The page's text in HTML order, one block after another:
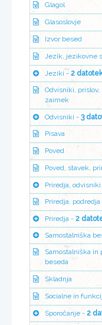
Glagol
Glasoslovje
Izvor besed
Jezik, jezikovne
Jeziki - 2
Odvisniki,
zaimek
Odvisniki -3
Pisava
Poved
Poved, stavek,
Priredja,
Priredja, podredja
Priredja -2
Samostalniška
Samostalniška in
beseda
Skladnja
Socialne in
Sporočanje - 2